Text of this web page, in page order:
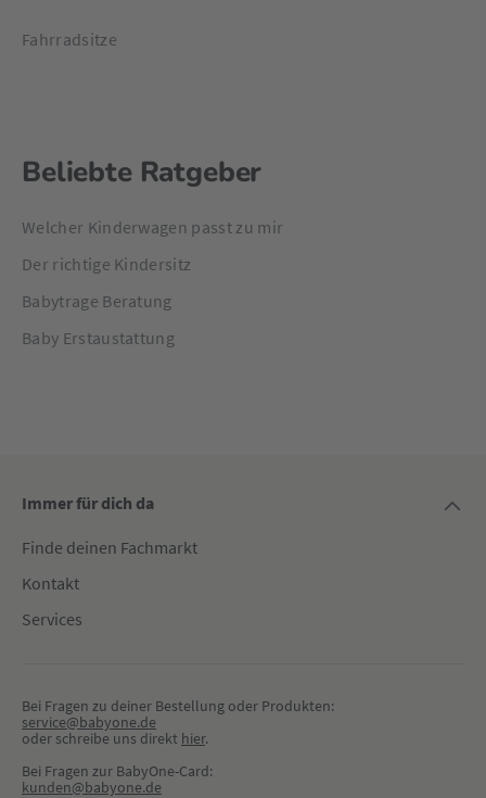
Fahrradsitze
Beliebte Ratgeber
Welcher Kinderwagen passt zu mir
Der richtige Kindersitz
Babytrage Beratung
Baby Erstaustattung
Immer für dich da
Finde deinen Fachmarkt
Kontakt
Services
Bei Fragen zu deiner Bestellung oder Produkten:
service@babyone.de
oder schreibe uns direkt hier.
Bei Fragen zur BabyOne-Card:
kunden@babyone.de